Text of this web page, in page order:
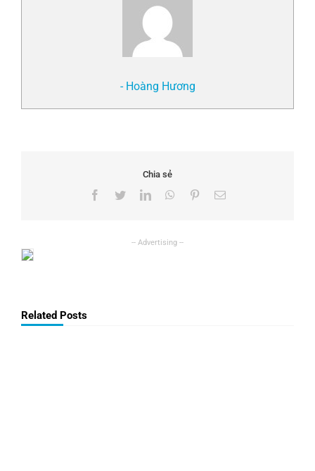
- Hoàng Hương
Chia sẻ
Facebook
TwitterLinkedInWhatsApp
PinterestEmail
Related Posts